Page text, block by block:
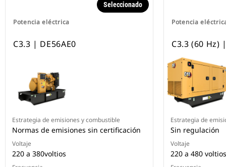
Potencia eléctrica
Seleccionado
C3.3 | DE56AE0
Estrategia de emisiones y combustible
Normas de emisiones sin certificación
Voltaje
220 a 380voltios
Potencia
C3.3 (60 Hz)
Estrategia de
Sin regulación
Voltaje
220 a 480 voltios